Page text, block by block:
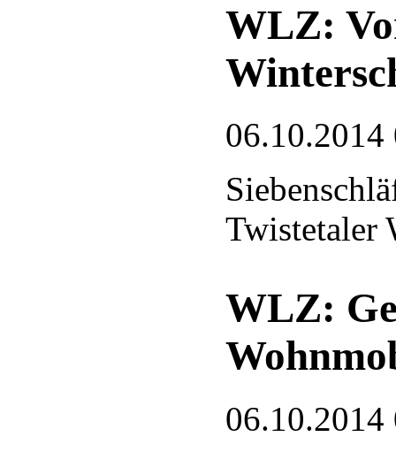
WLZ:
06.10.2014
Twistetaler
WLZ:
06.10.2014